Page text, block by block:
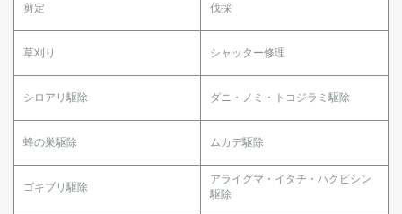
剪定 伐採
草刈り シャッター修理
シロアリ駆除 ダニ・ノミ・トコジラミ駆除
蜂の巣駆除 ムカデ駆除
ゴキブリ駆除
アライグマ・イタチ・ハクビシン
駆除